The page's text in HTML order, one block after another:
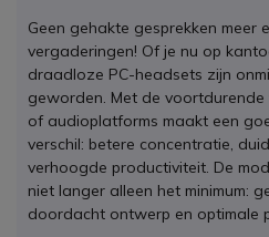
Geen gehakte gesprekken meer
vergaderingen! Of je nu op
draadloze PC-headsets zijn
geworden. Met de
of audioplatforms maakt een
verschil: betere concentratie,
verhoogde productiviteit. De
niet langer alleen het minimum:
doordacht ontwerp en optimale